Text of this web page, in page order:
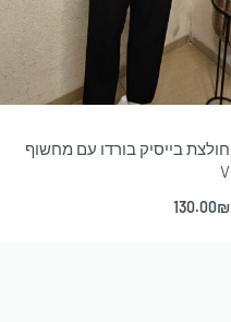
חולצת בייסיק בורדו עם מחשוף
V
130.00₪